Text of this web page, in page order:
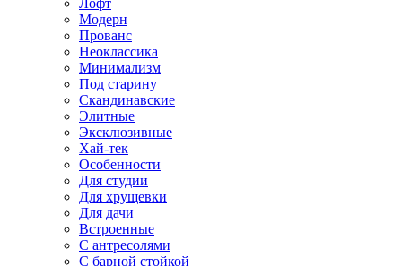
Лофт
Модерн
Прованс
Неоклассика
Минимализм
Под старину
Скандинавские
Элитные
Эксклюзивные
Хай-тек
Особенности
Для студии
Для хрущевки
Для дачи
Встроенные
С антресолями
С барной стойкой